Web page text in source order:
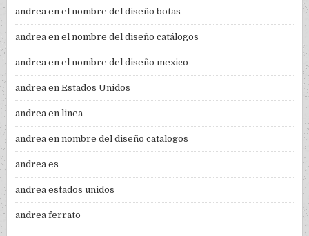
andrea en el nombre del diseño botas
andrea en el nombre del diseño catálogos
andrea en el nombre del diseño mexico
andrea en Estados Unidos
andrea en linea
andrea en nombre del diseño catalogos
andrea es
andrea estados unidos
andrea ferrato